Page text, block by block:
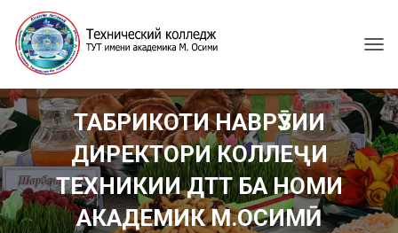
G
E
N
A
V
I
G
ТАБРИКОТИ НАВРӮЗИИ
ДИРЕКТОРИ КОЛЛЕҶИ
ТЕХНИКИИ ДТТ БА НОМИ
АКАДЕМИК М.ОСИМӢ